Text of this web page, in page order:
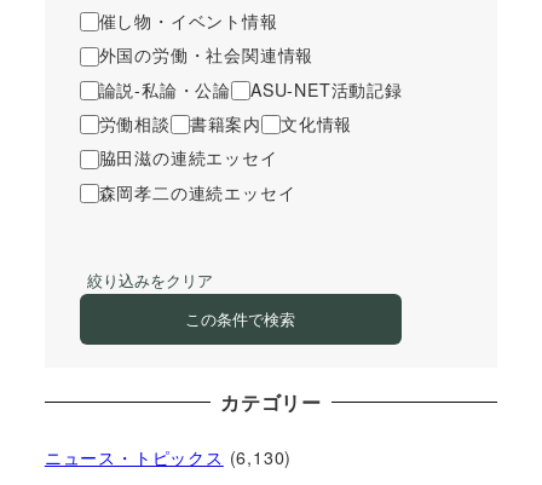
催し物・イベント情報
外国の労働・社会関連情報
論説-私論・公論
ASU-NET活動記録
労働相談
書籍案内
文化情報
脇田滋の連続エッセイ
森岡孝二の連続エッセイ
絞り込みをクリア
この条件で検索
カテゴリー
ニュース・トピックス (6,130)